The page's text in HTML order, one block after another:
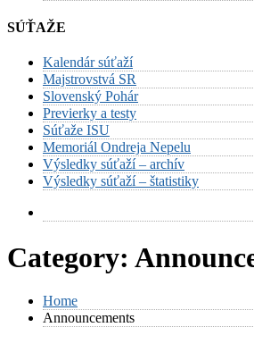
SÚŤAŽE
Kalendár súťaží
Majstrovstvá SR
Slovenský Pohár
Previerky a testy
Súťaže ISU
Memoriál Ondreja Nepelu
Výsledky súťaží – archív
Výsledky súťaží – štatistiky
Category:
Home
Announcements